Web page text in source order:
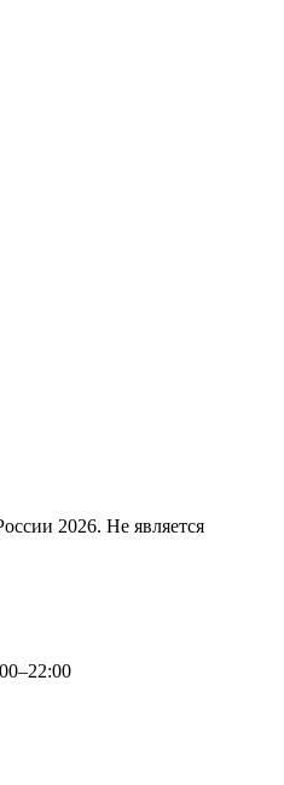
2026. Не является